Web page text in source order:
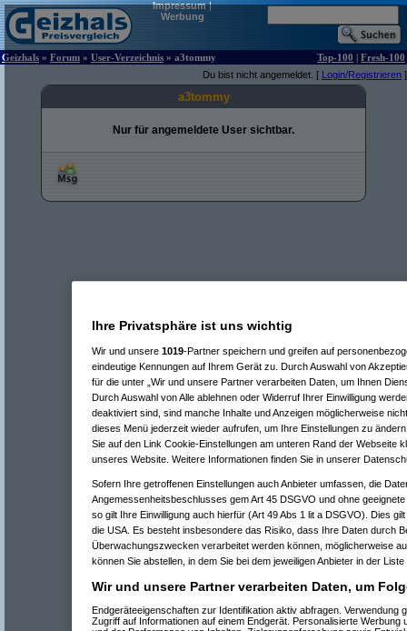
Impressum|
Werbung
Geizhals » Forum » User-Verzeichnis » a3tommy Top-100 | Fresh-100
Du bist nicht angemeldet. [ Login/Registrieren ]
a3tommy
Nur für angemeldete User sichtbar.
Ihre Privatsphäre ist uns wichtig
Wir und unsere 1019-Partner speichern und greifen auf
eindeutige Kennungen auf Ihrem Gerät zu. Durch Auswahl von
für die unter „Wir und unsere Partner verarbeiten Daten, um Ihnen
Durch Auswahl von Alle ablehnen oder Widerruf Ihrer Einwilligung
deaktiviert sind, sind manche Inhalte und Anzeigen möglicherweise
dieses Menü jederzeit wieder aufrufen, um Ihre Einstellungen zu
Sie auf den Link Cookie-Einstellungen am unteren Rand der Webseite
unseres Website. Weitere Informationen finden Sie in unserer
Sofern Ihre getroffenen Einstellungen auch Anbieter umfassen, die
Angemessenheitsbeschlusses gem Art 45 DSGVO und ohne
so gilt Ihre Einwilligung auch hierfür (Art 49 Abs 1 lit a DSGVO). Dies
die USA. Es besteht insbesondere das Risiko, dass Ihre Daten durch
Überwachungszwecken verarbeitet werden können, möglicherweise
können Sie abstellen, in dem Sie bei dem jeweiligen Anbieter in der
Wir und unsere Partner verarbeiten Daten, um
Endgeräteeigenschaften zur Identifikation aktiv abfragen. Verwendung
Zugriff auf Informationen auf einem Endgerät. Personalisierte Werbung